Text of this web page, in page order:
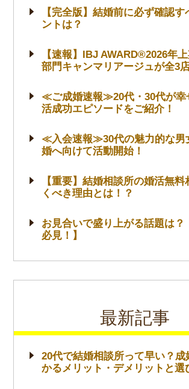
【完全版】結婚前に必ず確認す
ントは？
【速報】IBJ AWARD®2026年
部門キャンマリアージュが全3
≪ご成婚速報≫20代・30代が幸
活成功エピソードをご紹介！
≪入会速報≫30代の魅力的な男
婚へ向けて活動開始！
【重要】結婚相談所の婚活無
くべき理由とは！？
お見合いで盛り上がる話題は？
必見！】
最新記事
20代で結婚相談所って早い？成
かるメリット・デメリットと選